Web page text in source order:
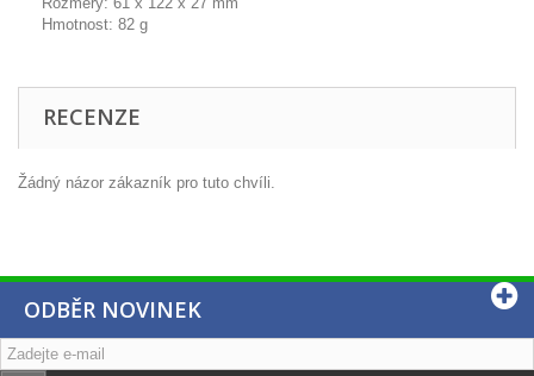
Hmotnost: 82 g
RECENZE
Žádný názor zákazník pro tuto chvíli.
ODBĚR NOVINEK